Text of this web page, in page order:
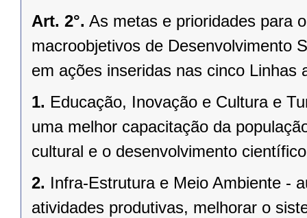
Art. 2°. As metas e prioridades para
macroobjetivos de Desenvolvimento
em ações inseridas nas cinco Linhas
1. Educação, Inovação e Cultura e
uma melhor capacitação da
cultural e o desenvolvimento
2. Infra-Estrutura e Meio Ambiente -
atividades produtivas, melhorar o